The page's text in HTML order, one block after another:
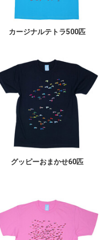
カージナルテトラ500匹
グッピーおまかせ60匹